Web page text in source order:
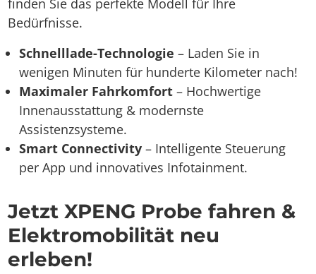
Bedürfnisse.
Schnelllade-Technologie – Laden Sie in
wenigen Minuten für hunderte Kilometer nach!
Maximaler Fahrkomfort– Hochwertige
Innenausstattung & modernste
Assistenzsysteme.
Smart Connectivity– Intelligente Steuerung
per App und innovatives Infotainment.
Jetzt XPENG Probe fahren &
Elektromobilität neu
erleben!